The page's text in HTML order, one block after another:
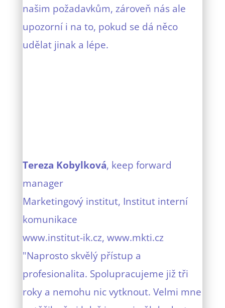
našim požadavkům, zároveň nás ale
upozorní i na to, pokud se dá něco
udělat jinak a lépe.
Tereza Kobylková, keep forward
manager
Marketingový institut, Institut interní
komunikace
www.institut-ik.cz, www.mkti.cz
"Naprosto skvělý přístup a
profesionalita. Spolupracujeme již tři
roky a nemohu nic vytknout. Velmi mne